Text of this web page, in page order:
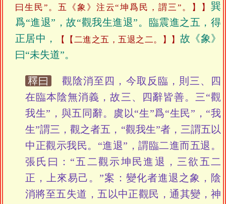
曰生民”。五《象》注云“坤爲民，謂三”。】
巽
爲“進退”，故“觀我生進退”。臨震進之五，得
正居中，
【二進之五，五退之二。】
故《象》
曰“未失道”。
釋曰
觀陰消至四，今取反臨，則三、四
在臨本陰無消義，故三、四辭皆善。三“觀
我生”，與五同辭。虞以“生”爲“生民”，“我
生”謂三，觀之者五，“觀我生”者，三謂五以
中正觀示我民。“進退”，謂臨二進而五退。
張氏曰：“五二觀示坤民進退，三欲五二
正，上來易己。”案：變化者進退之象，陰
消將至五失道，五以中正觀民，通其變，神